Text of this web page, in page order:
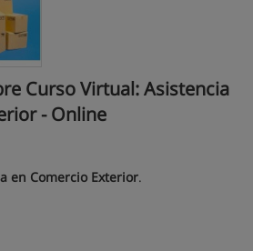
Curso Virtual: Asistencia
- Online
en Comercio Exterior.